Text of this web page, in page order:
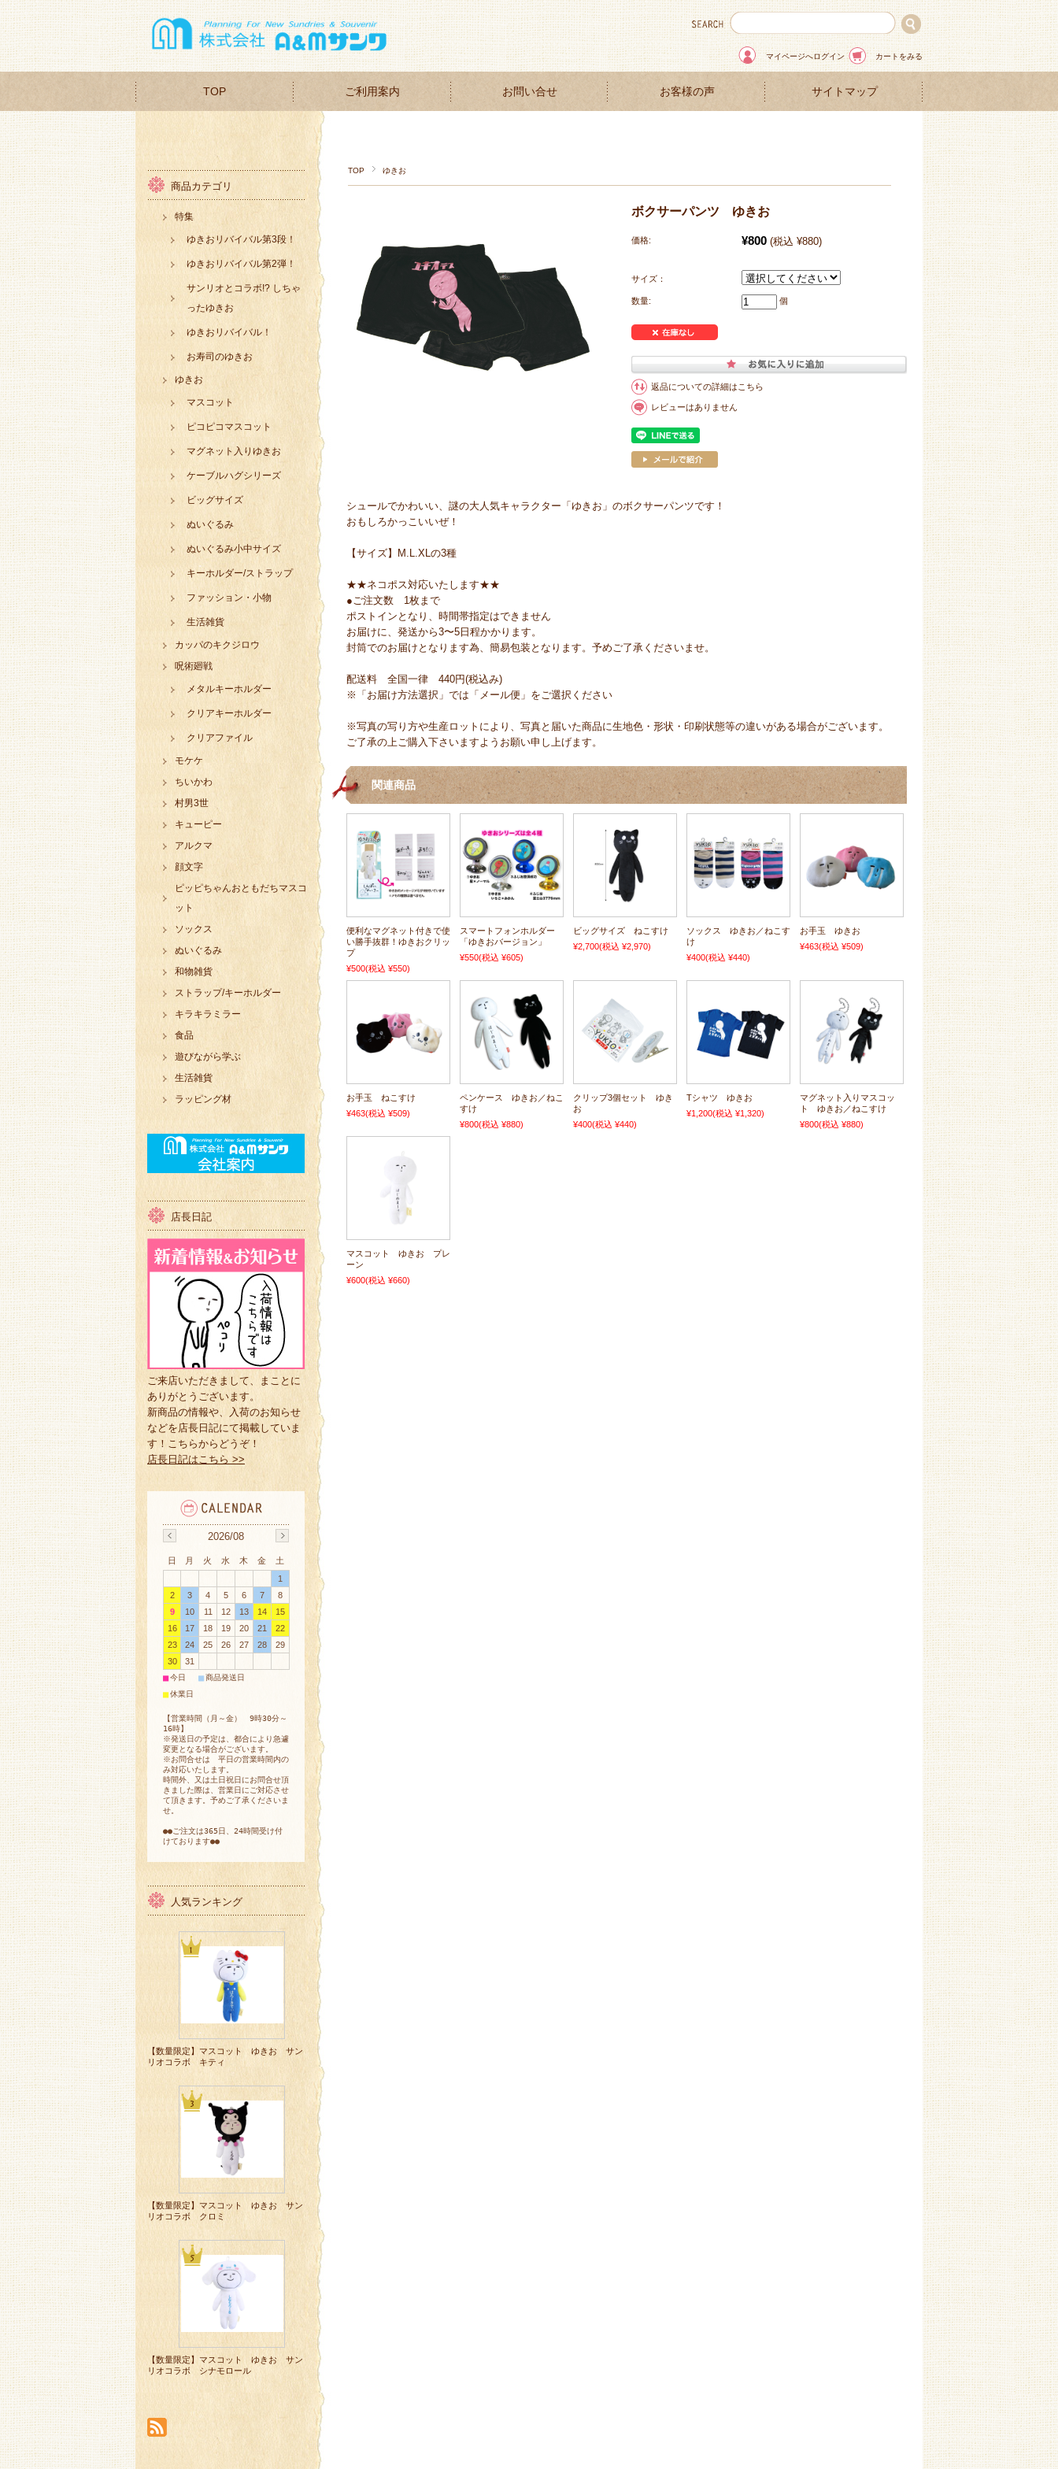
マイページへログイン カートをみる
TOP ご利用案内 お問い合せ お客様の声 サイトマップ
TOP ゆきお
ボクサーパンツ ゆきお
価格: ¥800 (税込 ¥880)
サイズ：
数量: 個
返品についての詳細はこちら
レビューはありません
シュールでかわいい、謎の大人気キャラクター「ゆきお」のボクサーパンツです！
おもしろかっこいいぜ！
【サイズ】M.L.XLの3種
★★ネコポス対応いたします★★
●ご注文数 1枚まで
ポストインとなり、時間帯指定はできません
お届けに、発送から3〜5日程かかります。
封筒でのお届けとなります為、簡易包装となります。予めご了承くださいませ。
配送料 全国一律 440円(税込み)
※「お届け方法選択」では「メール便」をご選択ください
※写真の写り方や生産ロットにより、写真と届いた商品に生地色・形状・印刷状態等の違いがある場合がございます。
ご了承の上ご購入下さいますようお願い申し上げます。
関連商品
便利なマグネット付きで使
い勝手抜群！ゆきおクリッ
プ
¥500(税込 ¥550)
スマートフォンホルダー
「ゆきおバージョン」
¥550(税込 ¥605)
ビッグサイズ ねこすけ
¥2,700(税込 ¥2,970)
ソックス ゆきお／ねこす
け
¥400(税込 ¥440)
お手玉 ゆきお
¥463(税込 ¥509)
お手玉 ねこすけ
¥463(税込 ¥509)
ペンケース ゆきお／ねこ
すけ
¥800(税込 ¥880)
クリップ3個セット ゆき
お
¥400(税込 ¥440)
Tシャツ ゆきお
¥1,200(税込 ¥1,320)
マグネット入りマスコッ
ト ゆきお／ねこすけ
¥800(税込 ¥880)
マスコット ゆきお プレ
ーン
¥600(税込 ¥660)
商品カテゴリ
特集
ゆきおリバイバル第3段！
ゆきおリバイバル第2弾！
サンリオとコラボ!? しちゃ
ったゆきお
ゆきおリバイバル！
お寿司のゆきお
ゆきお
マスコット
ピコピコマスコット
マグネット入りゆきお
ケーブルハグシリーズ
ビッグサイズ
ぬいぐるみ
ぬいぐるみ小中サイズ
キーホルダー/ストラップ
ファッション・小物
生活雑貨
カッパのキクジロウ
呪術廻戦
メタルキーホルダー
クリアキーホルダー
クリアファイル
モケケ
ちいかわ
村男3世
キューピー
アルクマ
顔文字
ピッピちゃんおともだちマスコ
ット
ソックス
ぬいぐるみ
和物雑貨
ストラップ/キーホルダー
キラキラミラー
食品
遊びながら学ぶ
生活雑貨
ラッピング材
店長日記
ご来店いただきまして、まことに
ありがとうございます。
新商品の情報や、入荷のお知らせ
などを店長日記にて掲載していま
す！こちらからどうぞ！
店長日記はこちら >>
2026/08
日 月 火 水 木 金
土
1
2
3 4 5 6 7
8
9
10 11 12 13 14
15
16
17 18 19 20 21
22
23
24 25 26 27 28
29
30
31
■今日 ■商品発送日
■休業日
【営業時間（月～金） 9時30分～
16時】
※発送日の予定は、都合により急遽
変更となる場合がございます。
※お問合せは 平日の営業時間内の
み対応いたします。
時間外、又は土日祝日にお問合せ頂
きました際は、営業日にご対応させ
て頂きます。予めご了承くださいま
せ。
●●ご注文は365日、24時間受け付
けております●●
人気ランキング
【数量限定】マスコット ゆきお サン
リオコラボ キティ
【数量限定】マスコット ゆきお サン
リオコラボ クロミ
【数量限定】マスコット ゆきお サン
リオコラボ シナモロール